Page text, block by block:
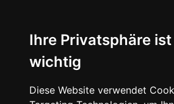
Ihre Privatsphäre
wichtig
Diese Website verwendet